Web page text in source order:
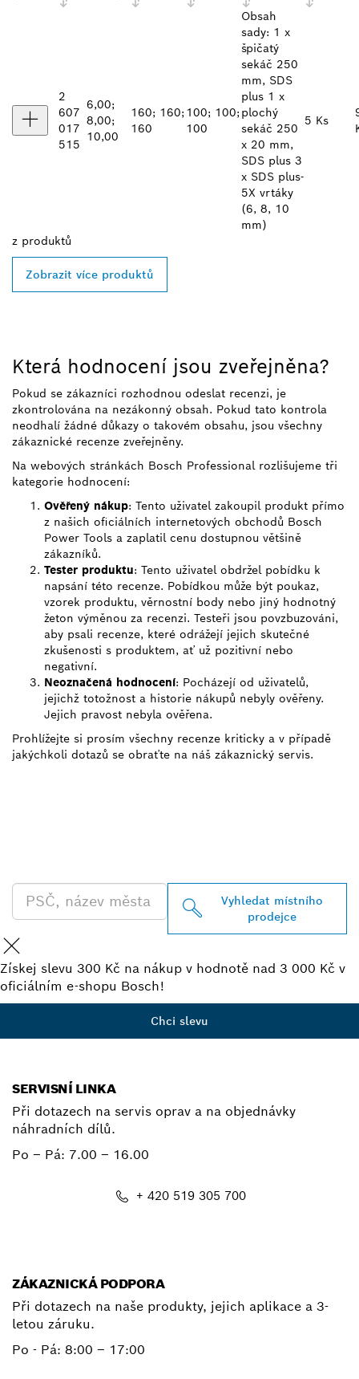
2
607
017
515
6,00;
8,00;
10,00
160; 160;
160
100; 100;
100
Obsah
sady: 1 x
špičatý
sekáč 250
mm, SDS
plus 1 x
plochý
sekáč 250
x 20 mm,
SDS plus 3
x SDS plus-
5X vrtáky
(6, 8, 10
mm)
5 Ks
z produktů
Zobrazit více produktů
Která hodnocení jsou zveřejněna?
Pokud se zákazníci rozhodnou odeslat recenzi, je
zkontrolována na nezákonný obsah. Pokud tato kontrola
neodhalí žádné důkazy o takovém obsahu, jsou všechny
zákaznické recenze zveřejněny.
Na webových stránkách Bosch Professional rozlišujeme tři
kategorie hodnocení:
Ověřený nákup: Tento uživatel zakoupil produkt přímo
z našich oficiálních internetových obchodů Bosch
Power Tools a zaplatil cenu dostupnou většině
zákazníků.
Tester produktu: Tento uživatel obdržel pobídku k
napsání této recenze. Pobídkou může být poukaz,
vzorek produktu, věrnostní body nebo jiný hodnotný
žeton výměnou za recenzi. Testeři jsou povzbuzováni,
aby psali recenze, které odrážejí jejich skutečné
zkušenosti s produktem, ať už pozitivní nebo
negativní.
Neoznačená hodnocení: Pocházejí od uživatelů,
jejichž totožnost a historie nákupů nebyly ověřeny.
Jejich pravost nebyla ověřena.
Prohlížejte si prosím všechny recenze kriticky a v případě
jakýchkoli dotazů se obraťte na náš zákaznický servis.
Vyhledat místního
prodejce
Získej slevu 300 Kč na nákup v hodnotě nad 3 000 Kč v
oficiálním e-shopu Bosch!
Chci slevu
SERVISNÍ LINKA
Při dotazech na servis oprav a na objednávky
náhradních dílů.
Po – Pá: 7.00 – 16.00
+ 420 519 305 700
ZÁKAZNICKÁ PODPORA
Při dotazech na naše produkty, jejich aplikace a 3-
letou záruku.
Po - Pá: 8:00 – 17:00